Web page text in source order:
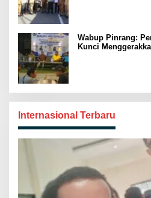
Wabup Pinrang:
Kunci
Internasional Terbaru